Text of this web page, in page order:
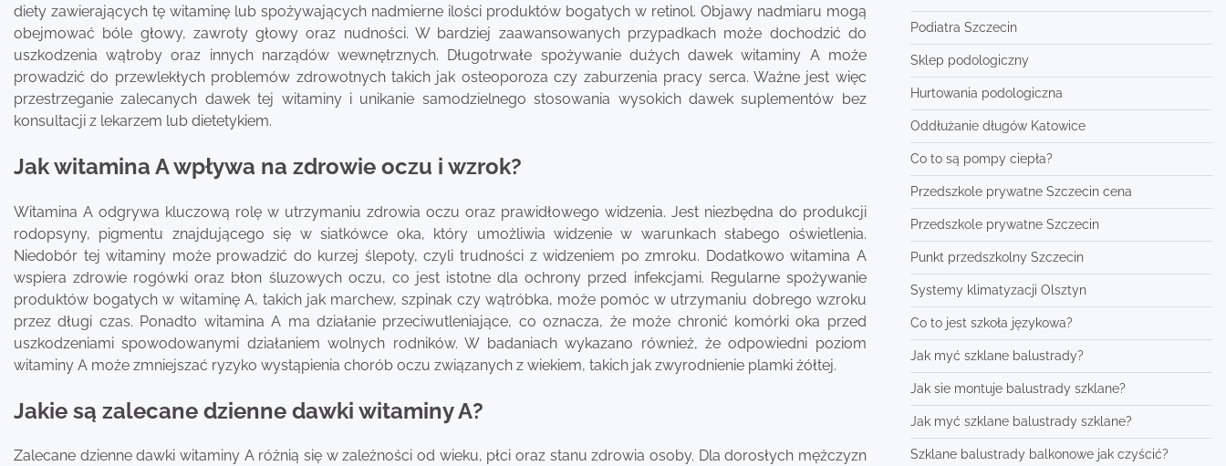
diety zawierających tę witaminę lub spożywających nadmierne ilości produktów bogatych w retinol. Objawy nadmiaru mogą
obejmować bóle głowy, zawroty głowy oraz nudności. W bardziej zaawansowanych przypadkach może dochodzić do
uszkodzenia wątroby oraz innych narządów wewnętrznych. Długotrwałe spożywanie dużych dawek witaminy A może
prowadzić do przewlekłych problemów zdrowotnych takich jak osteoporoza czy zaburzenia pracy serca. Ważne jest więc
przestrzeganie zalecanych dawek tej witaminy i unikanie samodzielnego stosowania wysokich dawek suplementów bez
konsultacji z lekarzem lub dietetykiem.
Jak witamina A wpływa na zdrowie oczu i wzrok?
Witamina A odgrywa kluczową rolę w utrzymaniu zdrowia oczu oraz prawidłowego widzenia. Jest niezbędna do produkcji
rodopsyny, pigmentu znajdującego się w siatkówce oka, który umożliwia widzenie w warunkach słabego oświetlenia.
Niedobór tej witaminy może prowadzić do kurzej ślepoty, czyli trudności z widzeniem po zmroku. Dodatkowo witamina A
wspiera zdrowie rogówki oraz błon śluzowych oczu, co jest istotne dla ochrony przed infekcjami. Regularne spożywanie
produktów bogatych w witaminę A, takich jak marchew, szpinak czy wątróbka, może pomóc w utrzymaniu dobrego wzroku
przez długi czas. Ponadto witamina A ma działanie przeciwutleniające, co oznacza, że może chronić komórki oka przed
uszkodzeniami spowodowanymi działaniem wolnych rodników. W badaniach wykazano również, że odpowiedni poziom
witaminy A może zmniejszać ryzyko wystąpienia chorób oczu związanych z wiekiem, takich jak zwyrodnienie plamki żółtej.
Jakie są zalecane dzienne dawki witaminy A?
Zalecane dzienne dawki witaminy A różnią się w zależności od wieku, płci oraz stanu zdrowia osoby. Dla dorosłych mężczyzn
Podiatra Szczecin
Sklep podologiczny
Hurtowania podologiczna
Oddłużanie długów Katowice
Co to są pompy ciepła?
Przedszkole prywatne Szczecin cena
Przedszkole prywatne Szczecin
Punkt przedszkolny Szczecin
Systemy klimatyzacji Olsztyn
Co to jest szkoła językowa?
Jak myć szklane balustrady?
Jak sie montuje balustrady szklane?
Jak myć szklane balustrady szklane?
Szklane balustrady balkonowe jak czyścić?